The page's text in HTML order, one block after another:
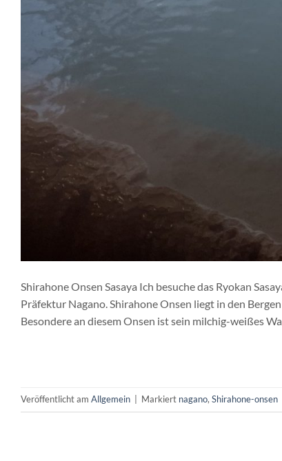
Shirahone Onsen Sasaya Ich besuche das Ryokan
Präfektur Nagano. Shirahone Onsen liegt in den
Besondere an diesem Onsen ist sein milchig-weißes
Veröffentlicht am Allgemein Markiert nagano, Shirahone-onsen